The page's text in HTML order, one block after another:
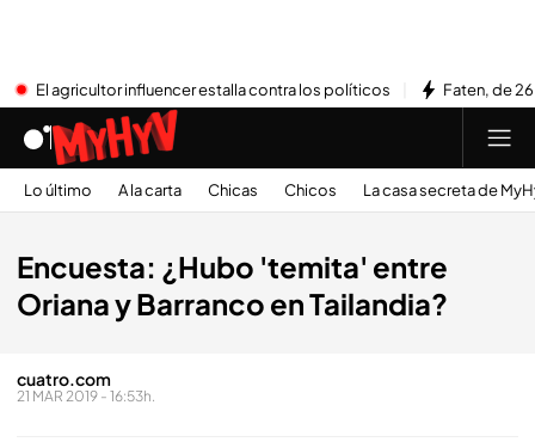
El agricultor influencer estalla contra los políticos Faten, de
Lo último A la carta Chicas Chicos La casa secreta de
Encuesta: ¿Hubo 'temita' entre
Oriana y Barranco en Tailandia?
cuatro.com
21 MAR 2019 - 16:53h.